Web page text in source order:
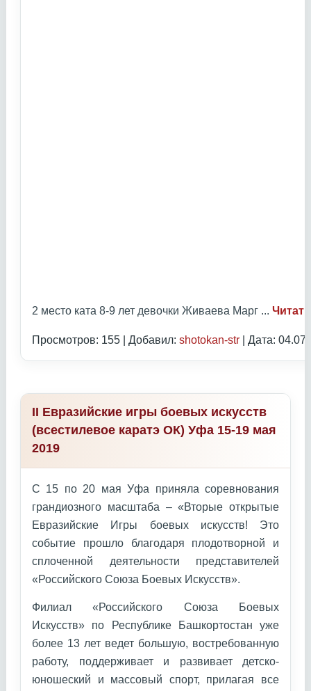
2 место ката 8-9 лет девочки Живаева Марг ...
Просмотров: 155 | Добавил: shotokan-str | Дата:
II Евразийские игры боевых искусств
(всестилевое каратэ ОК) Уфа 15-19 мая
2019
С 15 по 20 мая Уфа приняла соревнования
грандиозного масштаба – «Вторые открытые
Евразийские Игры боевых искусств! Это
событие прошло благодаря плодотворной и
сплоченной деятельности представителей
«Российского Союза Боевых Искусств».
Филиал «Российского Союза Боевых
Искусств» по Республике Башкортостан уже
более 13 лет ведет большую, востребованную
работу, поддерживает и развивает детско-
юношеский и массовый спорт, прилагая все